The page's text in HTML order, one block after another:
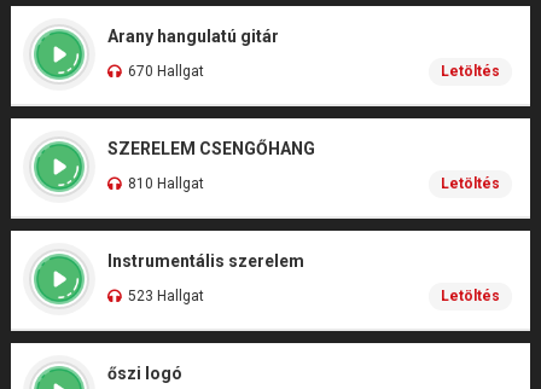
Arany hangulatú gitár
670 Hallgat Letöltés
SZERELEM CSENGŐHANG
810 Hallgat Letöltés
Instrumentális szerelem
523 Hallgat Letöltés
őszi logó